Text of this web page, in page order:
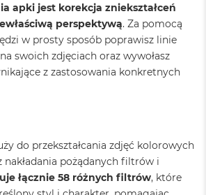
apki jest korekcja zniekształceń
perspektywą. Za pomocą
w prosty sposób poprawisz linie
swoich zdjęciach oraz wywołasz
z zastosowania konkretnych
do przekształcania zdjęć kolorowych
nakładania pożądanych filtrów i
łącznie 58 różnych filtrów, które